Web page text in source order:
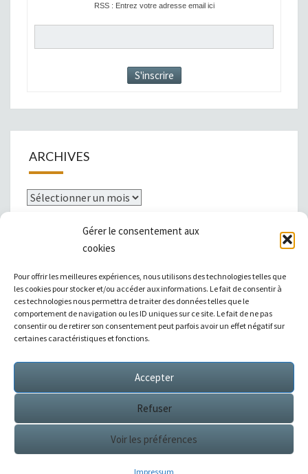
Gérer le consentement aux
cookies
Pour offrir les meilleures expériences, nous utilisons des technologies telles que
les cookies pour stocker et/ou accéder aux informations. Le fait de consentir à
ces technologies nous permettra de traiter des données telles que le
comportement de navigation ou les ID uniques sur ce site. Le fait de ne pas
consentir ou de retirer son consentement peut parfois avoir un effet négatif sur
certaines caractéristiques et fonctions.
Accepter
Refuser
Voir les préférences
Impressum
RSS : Entrez votre adresse email ici
ARCHIVES
Archives
|Témoignages| Annuaire de liens|
Sitemap XML
© 2026 Éditions Succès / Switzerland : tous droits
réservés